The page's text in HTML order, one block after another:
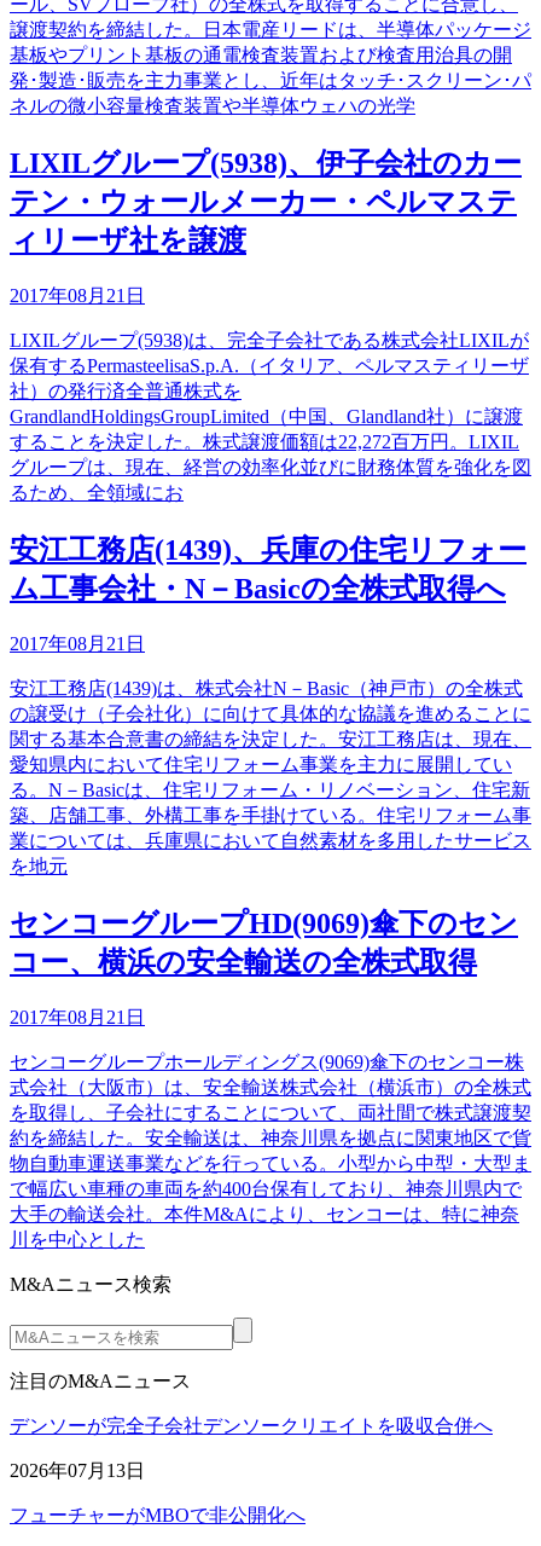
ール、SVプローブ社）の全株式を取得することに合意し、
譲渡契約を締結した。日本電産リードは、半導体パッケージ
基板やプリント基板の通電検査装置および検査用治具の開
発･製造･販売を主力事業とし、近年はタッチ･スクリーン･パ
ネルの微小容量検査装置や半導体ウェハの光学
LIXILグループ(5938)、伊子会社のカー
テン・ウォールメーカー・ペルマステ
ィリーザ社を譲渡
2017年08月21日
LIXILグループ(5938)は、完全子会社である株式会社LIXILが
保有するPermasteelisaS.p.A.（イタリア、ペルマスティリーザ
社）の発行済全普通株式を
GrandlandHoldingsGroupLimited（中国、Glandland社）に譲渡
することを決定した。株式譲渡価額は22,272百万円。LIXIL
グループは、現在、経営の効率化並びに財務体質を強化を図
るため、全領域にお
安江工務店(1439)、兵庫の住宅リフォー
ム工事会社・N－Basicの全株式取得へ
2017年08月21日
安江工務店(1439)は、株式会社N－Basic（神戸市）の全株式
の譲受け（子会社化）に向けて具体的な協議を進めることに
関する基本合意書の締結を決定した。安江工務店は、現在、
愛知県内において住宅リフォーム事業を主力に展開してい
る。N－Basicは、住宅リフォーム・リノベーション、住宅新
築、店舗工事、外構工事を手掛けている。住宅リフォーム事
業については、兵庫県において自然素材を多用したサービス
を地元
センコーグループHD(9069)傘下のセン
コー、横浜の安全輸送の全株式取得
2017年08月21日
センコーグループホールディングス(9069)傘下のセンコー株
式会社（大阪市）は、安全輸送株式会社（横浜市）の全株式
を取得し、子会社にすることについて、両社間で株式譲渡契
約を締結した。安全輸送は、神奈川県を拠点に関東地区で貨
物自動車運送事業などを行っている。小型から中型・大型ま
で幅広い車種の車両を約400台保有しており、神奈川県内で
大手の輸送会社。本件M&Aにより、センコーは、特に神奈
川を中心とした
M&Aニュース検索
注目のM&Aニュース
デンソーが完全子会社デンソークリエイトを吸収合併へ
2026年07月13日
フューチャーがMBOで非公開化へ